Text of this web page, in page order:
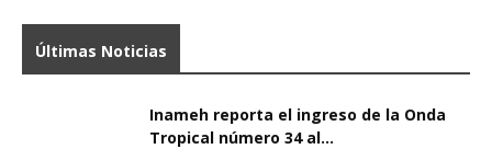
Últimas Noticias
Inameh reporta el ingreso de la Onda
Tropical número 34 al...